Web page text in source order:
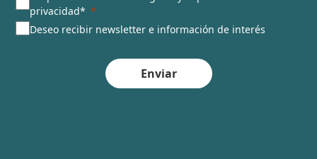
privacidad*
Deseo recibir newsletter e información de interés
Enviar